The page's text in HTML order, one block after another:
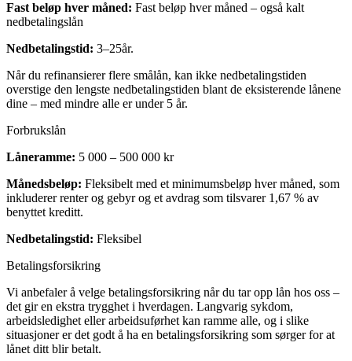
Fast beløp hver måned: Fast beløp hver måned – også kalt
nedbetalingslån
Nedbetalingstid: 3–25år.
Når du refinansierer flere smålån, kan ikke nedbetalingstiden
overstige den lengste nedbetalingstiden blant de eksisterende lånene
dine – med mindre alle er under 5 år.
Forbrukslån
Låneramme: 5 000 – 500 000 kr
Månedsbeløp: Fleksibelt med et minimumsbeløp hver måned, som
inkluderer renter og gebyr og et avdrag som tilsvarer 1,67 % av
benyttet kreditt.
Nedbetalingstid: Fleksibel
Betalingsforsikring
Vi anbefaler å velge betalingsforsikring når du tar opp lån hos oss –
det gir en ekstra trygghet i hverdagen. Langvarig sykdom,
arbeidsledighet eller arbeidsuførhet kan ramme alle, og i slike
situasjoner er det godt å ha en betalingsforsikring som sørger for at
lånet ditt blir betalt.